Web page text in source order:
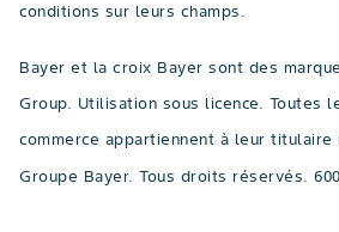
conditions sur leurs champs.
Bayer et la croix Bayer sont des
Group. Utilisation sous licence. Toutes
commerce appartiennent à leur
Groupe Bayer. Tous droits réservés.